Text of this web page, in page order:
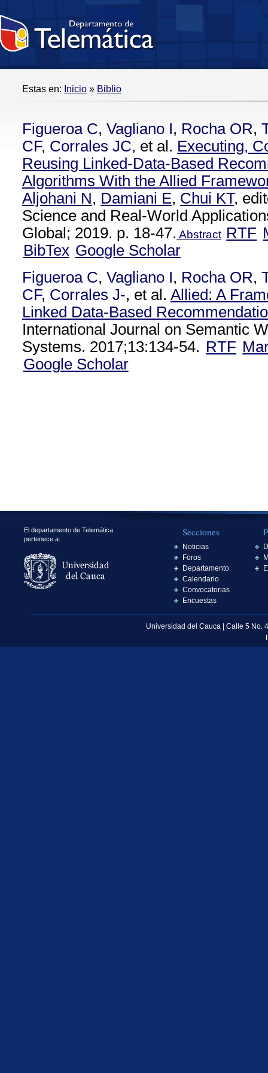
Estas en: Inicio » Biblio
Figueroa C, Vagliano I, Rocha OR,
CF, Corrales JC, et al. Executing,
Reusing Linked-Data-Based
Algorithms With the Allied
Aljohani N, Damiani E, Chui KT,
Science and Real-World
Global; 2019. p. 18-47. Abstract RTF
BibTex Google Scholar
Figueroa C, Vagliano I, Rocha OR,
CF, Corrales J-, et al. Allied: A
Linked Data-Based
International Journal on Semantic
Systems. 2017;13:134-54. RTF
Google Scholar
El departamento de Telemática
pertenece a:
Secciones
Noticias
Foros
Departamento
Calendario
Convocatorias
Encuestas
Universidad del Cauca | Calle 5 No.